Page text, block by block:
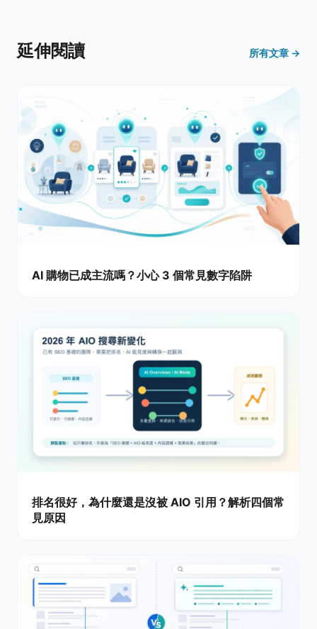
延伸閱讀 所有文章 →
AI 購物已成主流嗎？小心 3 個常見數字陷阱
排名很好，為什麼還是沒被 AIO 引用？解析四個常
見原因